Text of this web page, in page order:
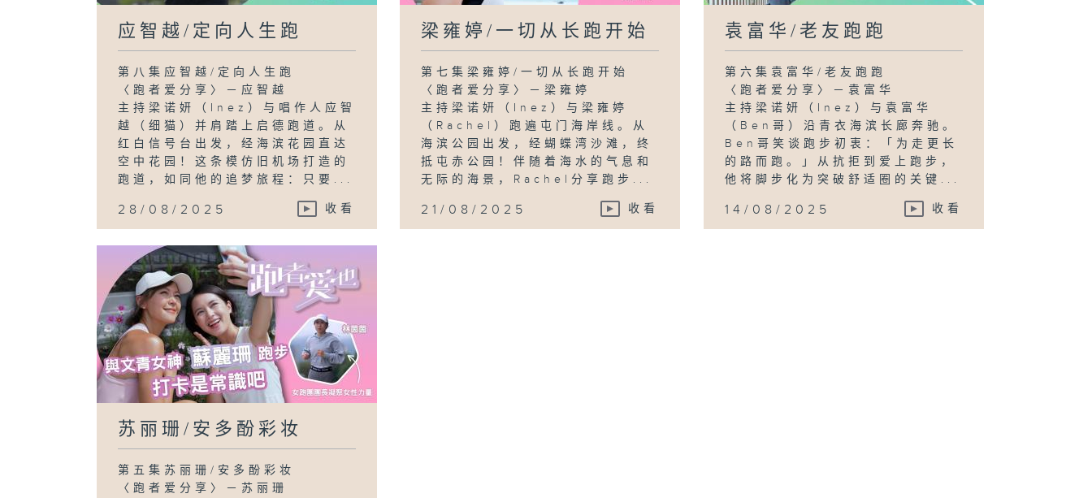
应智越/定向人生跑
第八集应智越/定向人生跑
〈跑者爱分享〉－应智越
主持梁诺妍（Inez）与唱作人应智
越（细猫）并肩踏上启德跑道。从
红白信号台出发，经海滨花园直达
空中花园！这条模仿旧机场打造的
跑道，如同他的追梦旅程：只要...
28/08/2025 收看
梁雍婷/一切从长跑开始
第七集梁雍婷/一切从长跑开始
〈跑者爱分享〉－梁雍婷
主持梁诺妍（Inez）与梁雍婷
（Rachel）跑遍屯门海岸线。从
海滨公园出发，经蝴蝶湾沙滩，终
抵屯赤公园！伴随着海水的气息和
无际的海景，Rachel分享跑步...
21/08/2025 收看
袁富华/老友跑跑
第六集袁富华/老友跑跑
〈跑者爱分享〉－袁富华
主持梁诺妍（Inez）与袁富华
（Ben哥）沿青衣海滨长廊奔驰。
Ben哥笑谈跑步初衷：「为走更长
的路而跑。」从抗拒到爱上跑步，
他将脚步化为突破舒适圈的关键...
14/08/2025 收看
苏丽珊/安多酚彩妆
第五集苏丽珊/安多酚彩妆
〈跑者爱分享〉－苏丽珊